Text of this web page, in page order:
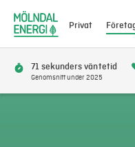
Privat
71 sekunders väntetid
Genomsnitt under 2025